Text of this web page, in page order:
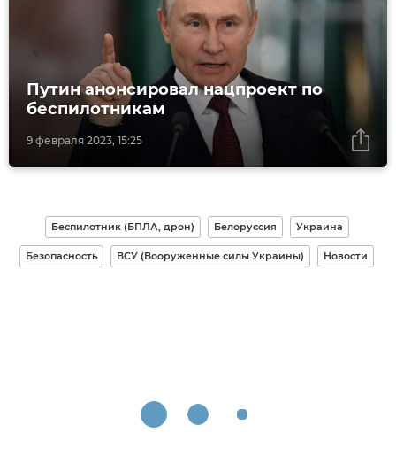
9 февраля 2023, 15:25
Путин анонсировал нацпроект по
беспилотникам
Беспилотник (БПЛА, дрон) Белоруссия Украина
Безопасность ВСУ (Вооруженные силы Украины) Новости